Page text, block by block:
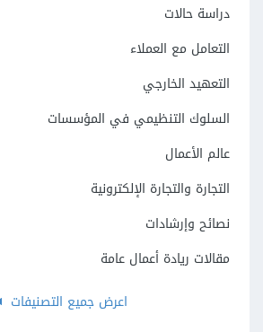
دراسة حالات
التعامل مع العملاء
التعهيد الخارجي
السلوك التنظيمي في المؤسسات
عالم الأعمال
التجارة والتجارة الإلكترونية
نصائح وإرشادات
مقالات ريادة أعمال عامة
اعرض جميع التصنيفات